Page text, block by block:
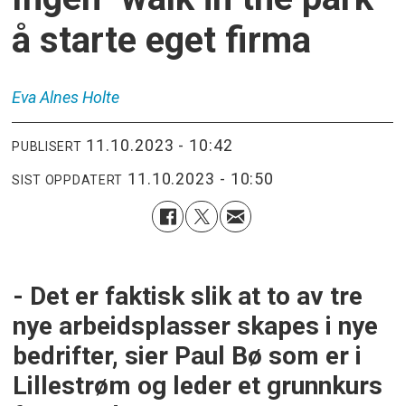
å starte eget firma
Eva Alnes Holte
PUBLISERT 11.10.2023 - 10:42
SIST OPPDATERT 11.10.2023 - 10:50
- Det er faktisk slik at to av tre
nye arbeidsplasser skapes i nye
bedrifter, sier Paul Bø som er i
Lillestrøm og leder et grunnkurs